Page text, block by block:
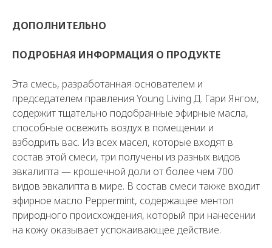
ДОПОЛНИТЕЛЬНО
ПОДРОБНАЯ ИНФОРМАЦИЯ О ПРОДУКТЕ
Эта смесь, разработанная основателем и
председателем правления Young Living Д. Гари Янгом,
содержит тщательно подобранные эфирные масла,
способные освежить воздух в помещении и
взбодрить вас. Из всех масел, которые входят в
состав этой смеси, три получены из разных видов
эвкалипта — крошечной доли от более чем 700
видов эвкалипта в мире. В состав смеси также входит
эфирное масло Peppermint, содержащее ментол
природного происхождения, который при нанесении
на кожу оказывает успокаивающее действие.